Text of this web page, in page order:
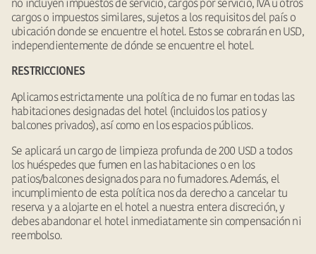
no incluyen impuestos de servicio, cargos por servicio, IVA u otros
cargos o impuestos similares, sujetos a los requisitos del país o
ubicación donde se encuentre el hotel. Estos se cobrarán en USD,
independientemente de dónde se encuentre el hotel.
RESTRICCIONES
Aplicamos estrictamente una política de no fumar en todas las
habitaciones designadas del hotel (incluidos los patios y
balcones privados), así como en los espacios públicos.
Se aplicará un cargo de limpieza profunda de 200 USD a todos
los huéspedes que fumen en las habitaciones o en los
patios/balcones designados para no fumadores. Además, el
incumplimiento de esta política nos da derecho a cancelar tu
reserva y a alojarte en el hotel a nuestra entera discreción, y
debes abandonar el hotel inmediatamente sin compensación ni
reembolso.